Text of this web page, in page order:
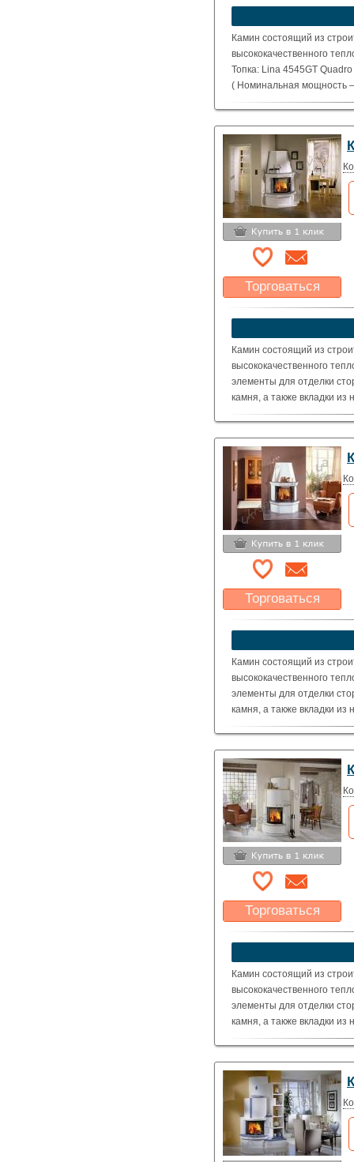
устроит?
Указать цену
Камин состоящий из
высококачественного
Топка: Lina 4545GT
( Номинальная мощность
Торговаться
Какая цена Вас
устроит?
Указать цену
Камин состоящий из
высококачественного
элементы для отделки
камня, а также вкладки из
Топка: Schmid Pano 5551
( Номинальная мощность
Торговаться
Какая цена Вас
устроит?
Указать цену
Камин состоящий из
высококачественного
элементы для отделки
камня, а также вкладки из
Топка: Schmid Pano 5557
( Номинальная мощность
Торговаться
Какая цена Вас
устроит?
Указать цену
Камин состоящий из
высококачественного
элементы для отделки
камня, а также вкладки из
Топка: Schmid Ronda
( Номинальная мощность